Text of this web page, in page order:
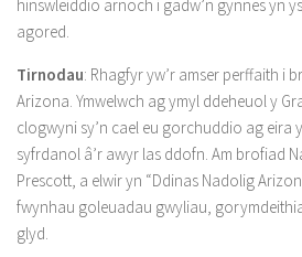
hinswleiddio arnoch i gadw’n gynnes yn
agored.
Tirnodau: Rhagfyr yw’r amser perffaith i
Arizona. Ymwelwch ag ymyl ddeheuol y
clogwyni sy’n cael eu gorchuddio ag eira
syfrdanol â’r awyr las ddofn. Am brofiad
Prescott, a elwir yn “Ddinas Nadolig
fwynhau goleuadau gwyliau,
glyd.